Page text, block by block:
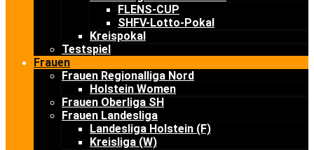
FLENS-CUP
SHFV-Lotto-Pokal
Kreispokal
Testspiel
Frauen
Frauen Regionalliga Nord
Holstein Women
Frauen Oberliga SH
Frauen Landesliga
Landesliga Holstein (F)
Kreisliga (W)